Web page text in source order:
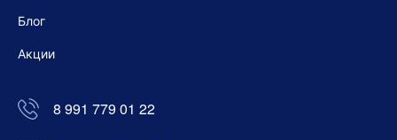
Блог
Акции
8 991 779 01 22